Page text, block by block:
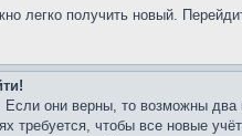
легко получить новый.
они верны, то возможны
требуется, чтобы все новые